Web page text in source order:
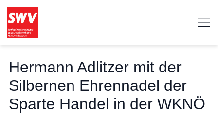
Hermann Adlitzer mit der
Silbernen Ehrennadel der
Sparte Handel in der WKNÖ